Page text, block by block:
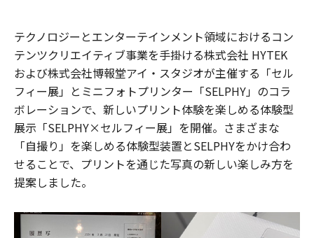
テクノロジーとエンターテインメント領域におけるコン
テンツクリエイティブ事業を手掛ける株式会社 HYTEK
および株式会社博報堂アイ・スタジオが主催する「セル
フィー展」とミニフォトプリンター「SELPHY」のコラ
ボレーションで、新しいプリント体験を楽しめる体験型
展示「SELPHY×セルフィー展」を開催。さまざまな
「自撮り」を楽しめる体験型装置とSELPHYをかけ合わ
せることで、プリントを通じた写真の新しい楽しみ方を
提案しました。